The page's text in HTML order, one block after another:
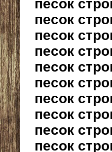
песок
песок
песок
песок
песок
песок
песок
песок
песок
песок